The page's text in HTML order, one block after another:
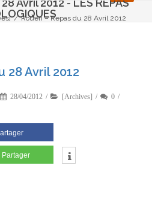
/ Rouen – Repas du 28 Avril 2012
28 Avril 2012
28/04/2012 [Archives]
0
Partager